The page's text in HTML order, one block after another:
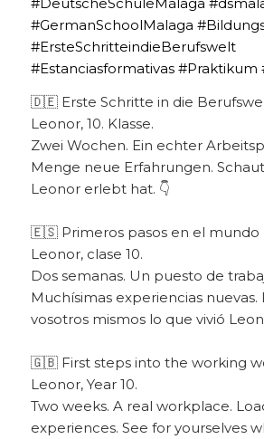
🇩🇪 Erste Schritte in die
Leonor, 10. Klasse.
Zwei Wochen. Ein echter
Menge neue Erfahrungen.
Leonor erlebt hat. 👇
🇪🇸 Primeros pasos en el mundo
Leonor, clase 10.
Dos semanas. Un puesto de
Muchísimas experiencias nuevas.
vosotros mismos lo que vivió
🇬🇧 First steps into the working
Leonor, Year 10.
Two weeks. A real workplace.
experiences. See for yourselves